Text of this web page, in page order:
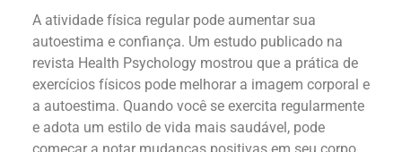
A atividade física regular pode aumentar sua
autoestima e confiança. Um estudo publicado na
revista Health Psychology mostrou que a prática de
exercícios físicos pode melhorar a imagem corporal e
a autoestima. Quando você se exercita regularmente
e adota um estilo de vida mais saudável, pode